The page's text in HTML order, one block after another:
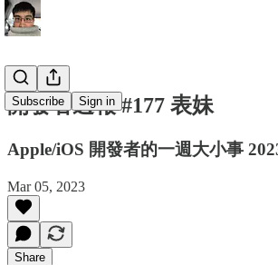
Subscribe Sign in
開發者週報 #177 表妹
Apple/iOS 開發者的一週大小事
Mar 05, 2023
Share